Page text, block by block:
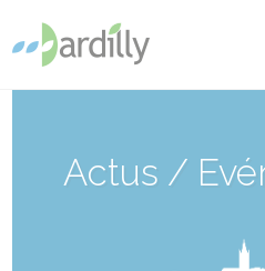
Actus /